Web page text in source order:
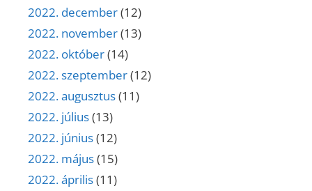
2022. december(12)
2022. november(13)
2022. október(14)
2022. szeptember(12)
2022. augusztus(11)
2022. július(13)
2022. június(12)
2022. május(15)
2022. április(11)